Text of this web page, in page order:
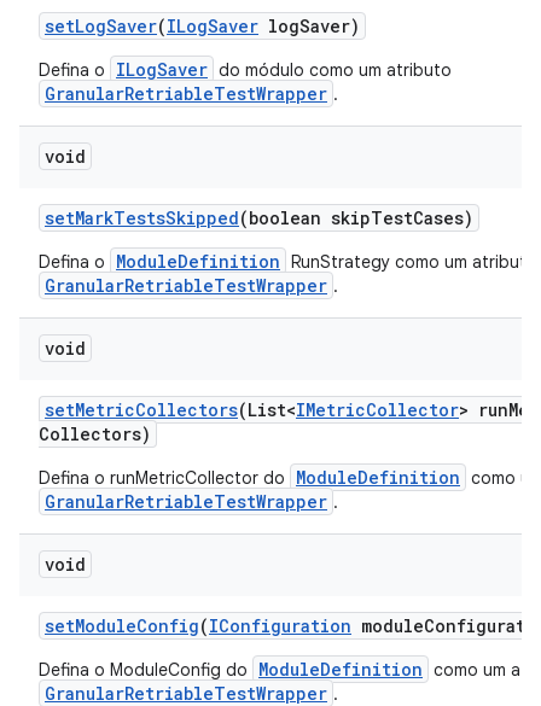
setLogSaver(ILogSaver logSaver)
Defina o ILogSaver do módulo como um atributo
GranularRetriableTestWrapper .
void
setMarkTestsSkipped(boolean skipTestCases)
Defina o ModuleDefinition RunStrategy como um atributo
GranularRetriableTestWrapper .
void
setMetricCollectors(List<IMetricCollector> run
Collectors)
Defina o runMetricCollector do ModuleDefinition como
GranularRetriableTestWrapper .
void
setModuleConfig(IConfiguration module
Defina o ModuleConfig do ModuleDefinition como um
GranularRetriableTestWrapper .